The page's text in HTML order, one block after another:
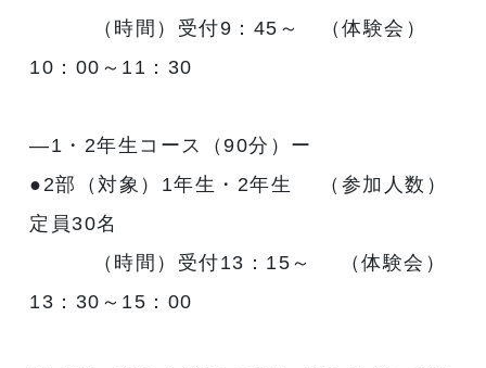
（時間）受付9：45～ （体験会）
10：00～11：30
―1・2年生コース（90分）ー
●2部（対象）1年生・2年生 （参加人数）
定員30名
（時間）受付13：15～ （体験会）
13：30～15：00